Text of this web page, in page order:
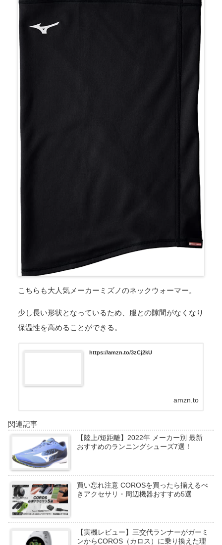
こちらも大人気メーカーミズノのネックウォーマー。
少し長い形状となっているため、服との隙間がなくなり
保温性を高めることができる。
https://amzn.to/3zCj2kU
amzn.to
関連記事
【陸上/短距離】2022年 メーカー別 最新
おすすめのランニングシューズ7選！
買い忘れ注意 COROSを買ったら揃えるべ
きアクセサリ・周辺機器おすすめ5選
【実機レビュー】三交代ランナーがガーミ
ンからCOROS（カロス）に乗り換えた理